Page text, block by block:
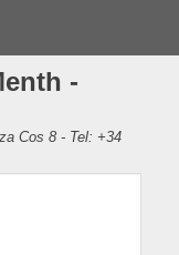
-
Cos 8 - Tel: +34